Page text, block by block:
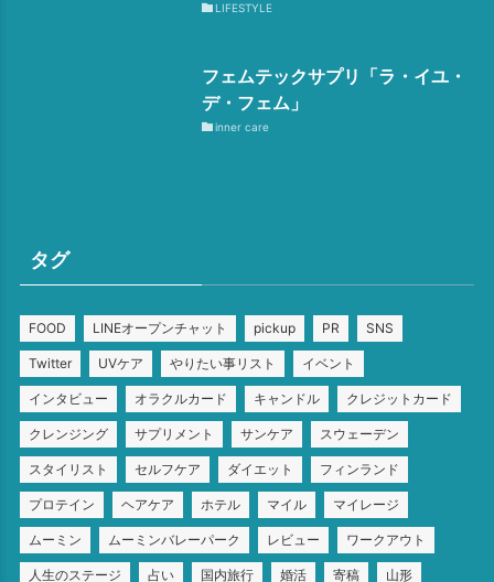
LIFESTYLE
フェムテックサプリ「ラ・イユ・
デ・フェム」
inner care
タグ
FOOD LINEオープンチャット pickup PR SNS
Twitter UVケア やりたい事リスト イベント
インタビュー オラクルカード キャンドル クレジットカード
クレンジング サプリメント サンケア スウェーデン
スタイリスト セルフケア ダイエット フィンランド
プロテイン ヘアケア ホテル マイル マイレージ
ムーミン ムーミンバレーパーク レビュー ワークアウト
人生のステージ 占い 国内旅行 婚活 寄稿 山形